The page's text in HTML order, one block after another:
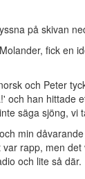
på skivan
fick en
och Peter
och han hittade
säga sjöng, vi
min
rapp, men
och lite så där.